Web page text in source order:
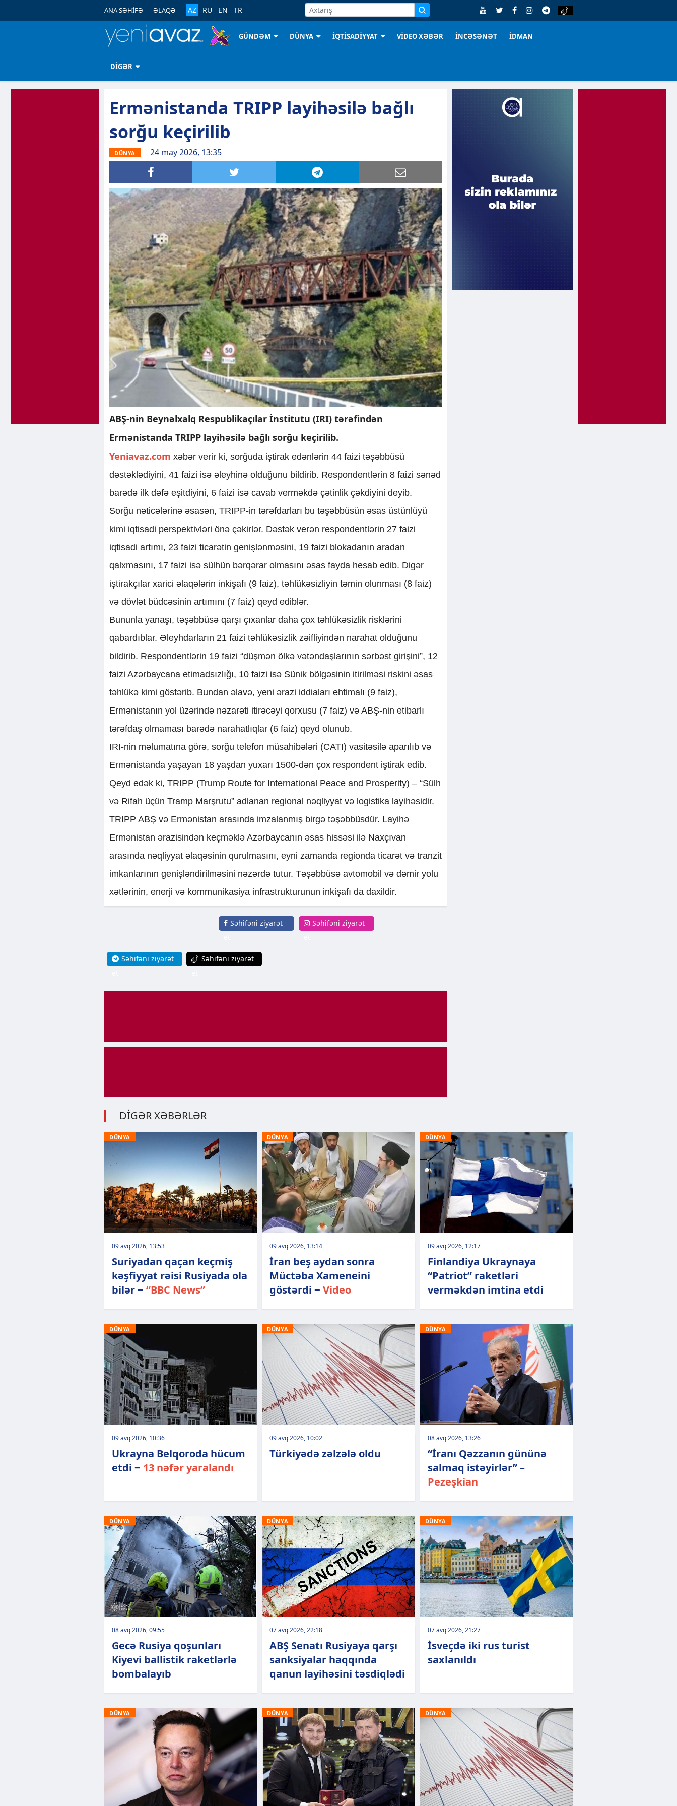
ANA SƏHİFƏ ƏLAQƏ AZ RU EN TR
GÜNDƏM DÜNYA İQTİSADİYYAT VİDEO XƏBƏR İNCƏSƏNƏT İDMAN
DİGƏR
Ermənistanda TRIPP layihəsilə bağlı
sorğu keçirilib
DÜNYA 24 may 2026, 13:35
ABŞ-nin Beynəlxalq Respublikaçılar İnstitutu (IRI) tərəfindən
Ermənistanda TRIPP layihəsilə bağlı sorğu keçirilib.
Yeniavaz.com xəbər verir ki, sorğuda iştirak edənlərin 44 faizi təşəbbüsü
dəstəklədiyini, 41 faizi isə əleyhinə olduğunu bildirib. Respondentlərin 8 faizi sənəd
barədə ilk dəfə eşitdiyini, 6 faizi isə cavab verməkdə çətinlik çəkdiyini deyib.
Sorğu nəticələrinə əsasən, TRIPP-in tərəfdarları bu təşəbbüsün əsas üstünlüyü
kimi iqtisadi perspektivləri önə çəkirlər. Dəstək verən respondentlərin 27 faizi
iqtisadi artımı, 23 faizi ticarətin genişlənməsini, 19 faizi blokadanın aradan
qalxmasını, 17 faizi isə sülhün bərqərar olmasını əsas fayda hesab edib. Digər
iştirakçılar xarici əlaqələrin inkişafı (9 faiz), təhlükəsizliyin təmin olunması (8 faiz)
və dövlət büdcəsinin artımını (7 faiz) qeyd ediblər.
Bununla yanaşı, təşəbbüsə qarşı çıxanlar daha çox təhlükəsizlik risklərini
qabardıblar. Əleyhdarların 21 faizi təhlükəsizlik zəifliyindən narahat olduğunu
bildirib. Respondentlərin 19 faizi “düşmən ölkə vətəndaşlarının sərbəst girişini”, 12
faizi Azərbaycana etimadsızlığı, 10 faizi isə Sünik bölgəsinin itirilməsi riskini əsas
təhlükə kimi göstərib. Bundan əlavə, yeni ərazi iddiaları ehtimalı (9 faiz),
Ermənistanın yol üzərində nəzarəti itirəcəyi qorxusu (7 faiz) və ABŞ-nin etibarlı
tərəfdaş olmaması barədə narahatlıqlar (6 faiz) qeyd olunub.
IRI-nin məlumatına görə, sorğu telefon müsahibələri (CATI) vasitəsilə aparılıb və
Ermənistanda yaşayan 18 yaşdan yuxarı 1500-dən çox respondent iştirak edib.
Qeyd edək ki, TRIPP (Trump Route for International Peace and Prosperity) – “Sülh
və Rifah üçün Tramp Marşrutu” adlanan regional nəqliyyat və logistika layihəsidir.
TRIPP ABŞ və Ermənistan arasında imzalanmış birgə təşəbbüsdür. Layihə
Ermənistan ərazisindən keçməklə Azərbaycanın əsas hissəsi ilə Naxçıvan
arasında nəqliyyat əlaqəsinin qurulmasını, eyni zamanda regionda ticarət və tranzit
imkanlarının genişləndirilməsini nəzərdə tutur. Təşəbbüsə avtomobil və dəmir yolu
xətlərinin, enerji və kommunikasiya infrastrukturunun inkişafı da daxildir.
Səhifəni ziyarət
Səhifəni ziyarət
Səhifəni ziyarət
Səhifəni ziyarət
DİGƏR XƏBƏRLƏR
DÜNYA
09 avq 2026, 13:53
Suriyadan qaçan keçmiş
kəşfiyyat rəisi Rusiyada ola
bilər − “BBC News”
DÜNYA
09 avq 2026, 13:14
İran beş aydan sonra
Müctəba Xameneini
göstərdi − Video
DÜNYA
09 avq 2026, 12:17
Finlandiya Ukraynaya
“Patriot” raketləri
verməkdən imtina etdi
DÜNYA
09 avq 2026, 10:36
Ukrayna Belqoroda hücum
etdi − 13 nəfər yaralandı
DÜNYA
09 avq 2026, 10:02
Türkiyədə zəlzələ oldu
DÜNYA
08 avq 2026, 13:26
“İranı Qəzzanın gününə
salmaq istəyirlər” –
Pezeşkian
DÜNYA
08 avq 2026, 09:55
Gecə Rusiya qoşunları
Kiyevi ballistik raketlərlə
bombalayıb
DÜNYA
07 avq 2026, 22:18
ABŞ Senatı Rusiyaya qarşı
sanksiyalar haqqında
qanun layihəsini təsdiqlədi
DÜNYA
07 avq 2026, 21:27
İsveçdə iki rus turist
saxlanıldı
DÜNYA DÜNYA DÜNYA